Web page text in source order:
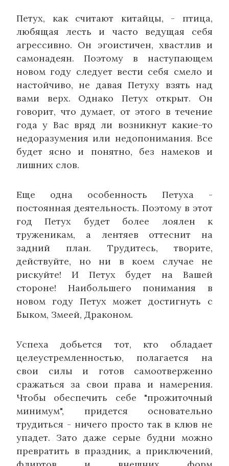
Петух, как считают китайцы, - птица,
любящая лесть и часто ведущая себя
агрессивно. Он эгоистичен, хвастлив и
самонадеян. Поэтому в наступающем
новом году следует вести себя смело и
настойчиво, не давая Петуху взять над
вами верх. Однако Петух открыт. Он
говорит, что думает, от этого в течение
года у Вас вряд ли возникнут какие-то
недоразумения или недопонимания. Все
будет ясно и понятно, без намеков и
лишних слов.
Еще одна особенность Петуха -
постоянная деятельность. Поэтому в этот
год Петух будет более лоялен к
труженикам, а лентяев оттеснит на
задний план. Трудитесь, творите,
действуйте, но ни в коем случае не
рискуйте! И Петух будет на Вашей
стороне! Наибольшего понимания в
новом году Петух может достигнуть с
Быком, Змеей, Драконом.
Успеха добьется тот, кто обладает
целеустремленностью, полагается на
свои силы и готов самоотверженно
сражаться за свои права и намерения.
Чтобы обеспечить себе "прожиточный
минимум", придется основательно
трудиться - ничего просто так в клюв не
упадет. Зато даже серые будни можно
превратить в праздник, а приключений,